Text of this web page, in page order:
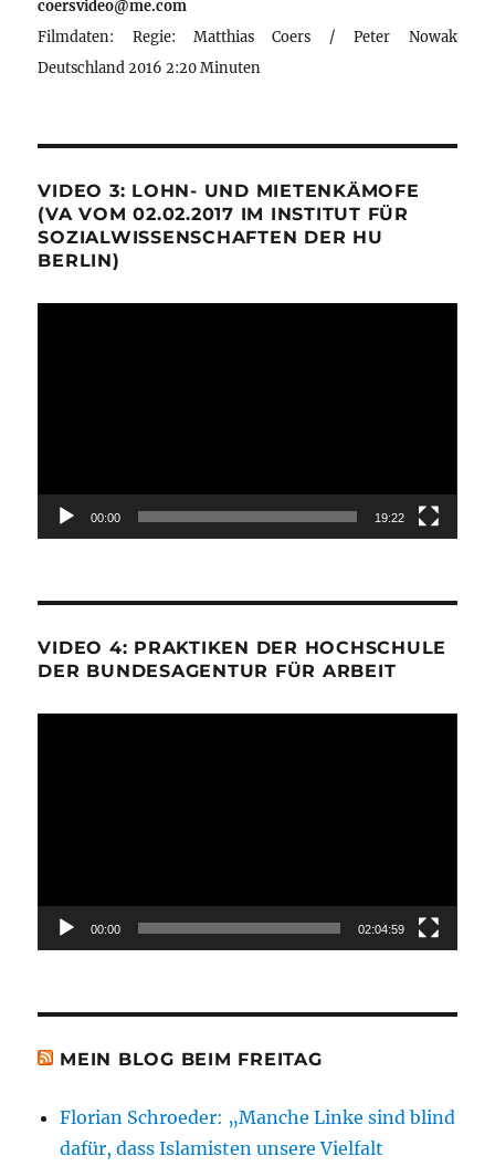
coersvideo@me.com
Filmdaten: Regie: Matthias Coers / Peter Nowak
Deutschland 2016 2:20 Minuten
VIDEO 3: LOHN- UND MIETENKÄMOFE
(VA VOM 02.02.2017 IM INSTITUT FÜR
SOZIALWISSENSCHAFTEN DER HU
BERLIN)
00:00 19:22
VIDEO 4: PRAKTIKEN DER HOCHSCHULE
DER BUNDESAGENTUR FÜR ARBEIT
00:00 02:04:59
MEIN BLOG BEIM FREITAG
Florian Schroeder: „Manche Linke sind blind
dafür, dass Islamisten unsere Vielfalt